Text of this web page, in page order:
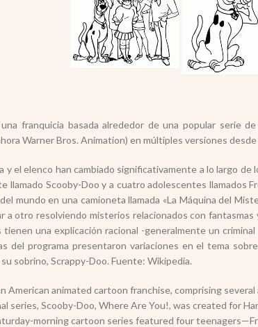
franquicia basada alrededor de una popular serie
Warner Bros. Animation) en múltiples versiones
y el elenco han cambiado significativamente a lo largo
llamado Scooby-Doo y a cuatro adolescentes llamados
mundo en una camioneta llamada «La Máquina del
a otro resolviendo misterios relacionados con
una explicación racional -generalmente un
del programa presentaron variaciones en el tema
sobrino, Scrappy-Doo. Fuente: Wikipedia.
American animated cartoon franchise, comprising
series, Scooby-Doo, Where Are You!, was created for
morning cartoon series featured four